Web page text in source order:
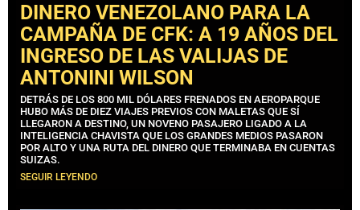
DINERO VENEZOLANO PARA LA
CAMPAÑA DE CFK: A 19 AÑOS DEL
INGRESO DE LAS VALIJAS DE
ANTONINI WILSON
DETRÁS DE LOS 800 MIL DÓLARES FRENADOS EN AEROPARQUE
HUBO MÁS DE DIEZ VIAJES PREVIOS CON MALETAS QUE SÍ
LLEGARON A DESTINO, UN NOVENO PASAJERO LIGADO A LA
INTELIGENCIA CHAVISTA QUE LOS GRANDES MEDIOS PASARON
POR ALTO Y UNA RUTA DEL DINERO QUE TERMINABA EN CUENTAS
SUIZAS.
SEGUIR LEYENDO